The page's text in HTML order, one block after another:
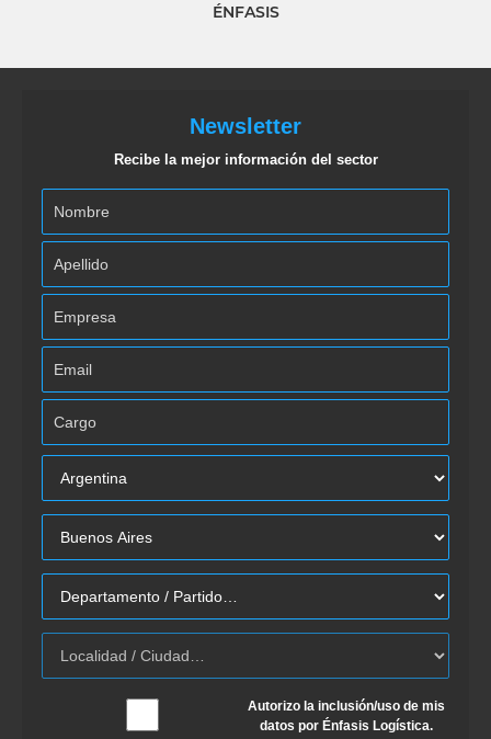
ÉNFASIS
Newsletter
Recibe la mejor información del sector
Autorizo la inclusión/uso de mis
datos por Énfasis Logística.